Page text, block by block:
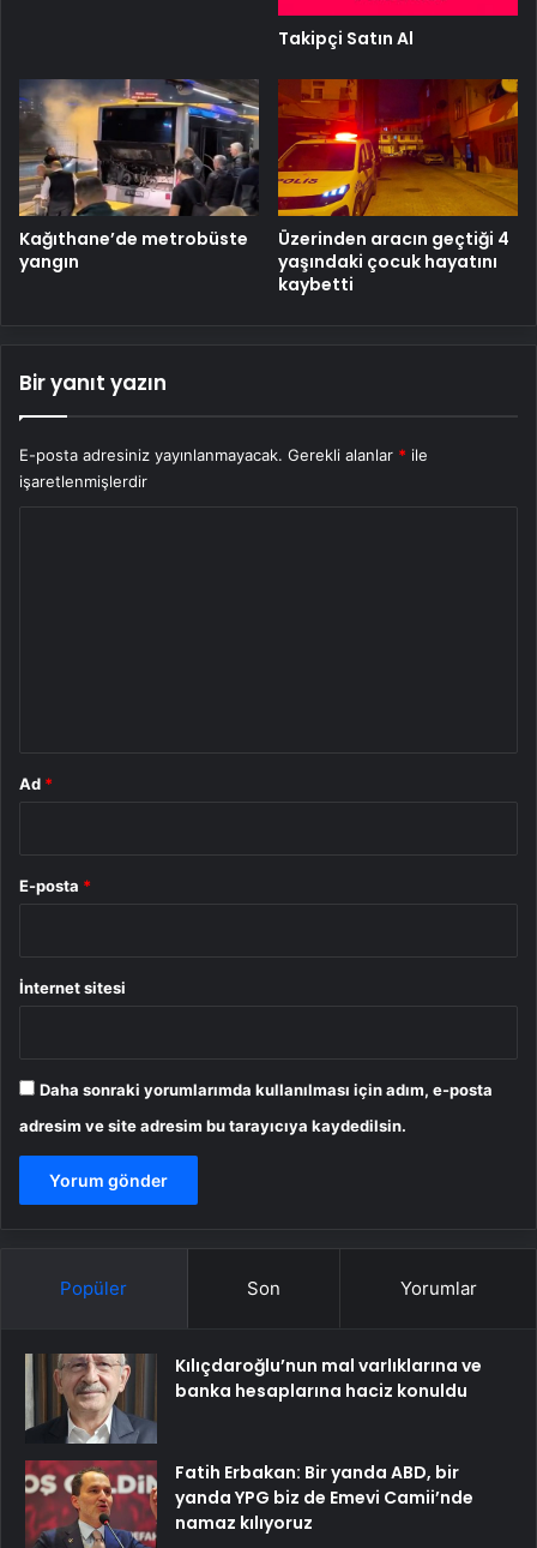
Takipçi Satın Al
Kağıthane’de metrobüste
yangın
Üzerinden aracın geçtiği 4
yaşındaki çocuk hayatını
kaybetti
Bir yanıt yazın
E-posta adresiniz yayınlanmayacak. Gerekli alanlar * ile
işaretlenmişlerdir
Ad *
E-posta *
İnternet sitesi
Daha sonraki yorumlarımda kullanılması için adım, e-posta
adresim ve site adresim bu tarayıcıya kaydedilsin.
Popüler Son Yorumlar
Kılıçdaroğlu’nun mal varlıklarına ve
banka hesaplarına haciz konuldu
Fatih Erbakan: Bir yanda ABD, bir
yanda YPG biz de Emevi Camii’nde
namaz kılıyoruz